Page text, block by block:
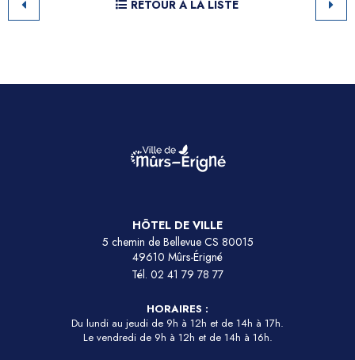
RETOUR À LA LISTE
HÔTEL DE VILLE
5 chemin de Bellevue CS 80015
49610 Mûrs-Érigné
Tél. 02 41 79 78 77
HORAIRES :
Du lundi au jeudi de 9h à 12h et de 14h à 17h.
Le vendredi de 9h à 12h et de 14h à 16h.